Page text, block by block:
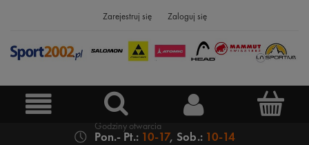
Zarejestruj się Zaloguj się
Pon.- Pt.: 10-17, Sob.: 10-14